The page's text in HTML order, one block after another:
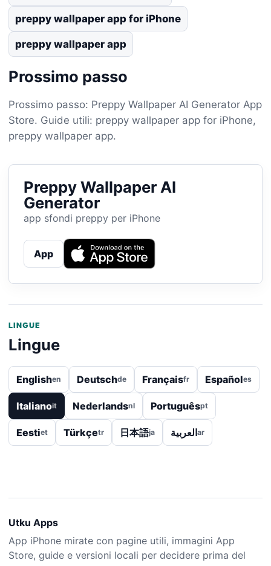
preppy wallpaper app for iPhone
preppy wallpaper app
Prossimo passo
Prossimo passo: Preppy Wallpaper AI Generator App
Store. Guide utili: preppy wallpaper app for iPhone,
preppy wallpaper app.
Preppy Wallpaper AI
Generator
app sfondi preppy per iPhone
App
LINGUE
Lingue
Englishen Deutschde Françaisfr Españoles
Italianoit Nederlandsnl Portuguêspt
Eestiet Türkçetr 日本語ja العربيةar
Utku Apps
App iPhone mirate con pagine utili, immagini App
Store, guide e versioni locali per decidere prima del